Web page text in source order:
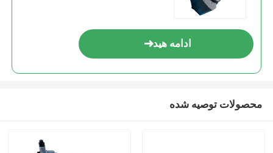
ادامه هید
محصولات توصیه شده